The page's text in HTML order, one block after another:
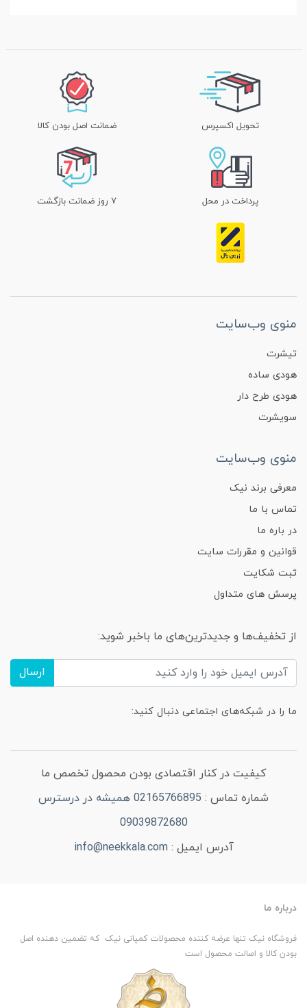
تحویل اکسپرس ضمانت اصل بودن کالا
پرداخت در محل ۷ روز ضمانت بازگشت
منوی وب‌سایت
تیشرت
هودی ساده
هودی طرح دار
سویشرت
منوی وب‌سایت
معرفی برند نیک
تماس با ما
در باره ما
قوانین و مقررات سایت
ثبت شکایت
پرسش های متداول
از تخفیف‌ها و جدیدترین‌های ما باخبر شوید:
ارسال
ما را در شبکه‌های اجتماعی دنبال کنید:
کیفیت در کنار اقتصادی بودن محصول تخصص ما
شماره تماس :
02165766895 همیشه در درسترس
09039872680
آدرس ایمیل : info@neekkala.com
درباره ما
فروشگاه نیک تنها عرضه کننده محصولات کمپانی نیک که تضمین دهنده اصل
بودن کالا و اصالت محصول است